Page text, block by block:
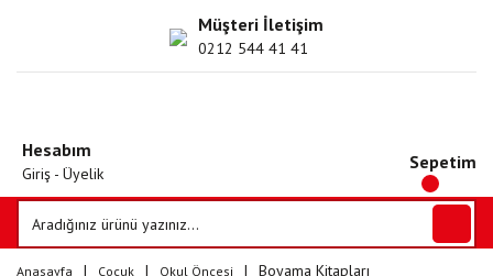
Müşteri İletişim
0212 544 41 41
Hesabım
Giriş - Üyelik
Sepetim
Anasayfa Çocuk Okul Öncesi Boyama Kitapları